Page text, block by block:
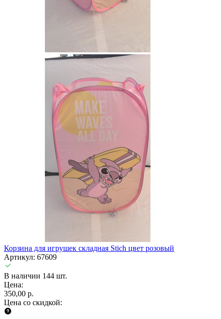
Корзина для игрушек складная Stich цвет розовый
Артикул: 67609
В наличии 144 шт.
Цена:
350,00 р.
Цена со скидкой: